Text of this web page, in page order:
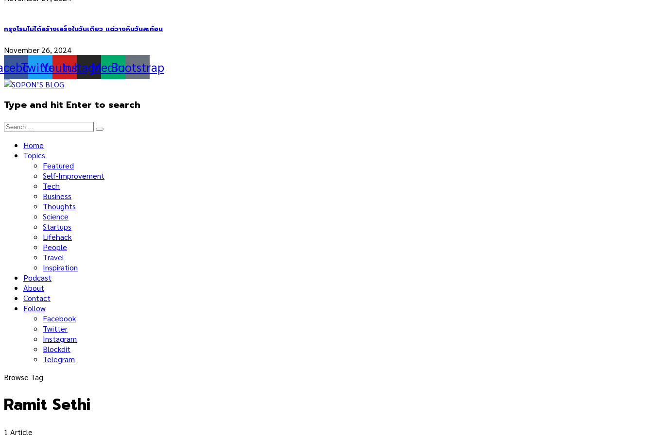
กรุงโรมไม่ได้สร้างเสร็จในวันเดียว แต่วางหินวันละก้อน
November 26, 2024
TwitterYoutube
Instagram
Medium
Bootstrap
Type and hit Enter to search
Home
Topics
Featured
Self-Improvement
Tech
Business
Thoughts
Science
Startups
Lifehack
People
Travel
Inspiration
Podcast
About
Contact
Follow
Facebook
Twitter
Instagram
Blockdit
Telegram
Browse Tag
Ramit Sethi
1 Article